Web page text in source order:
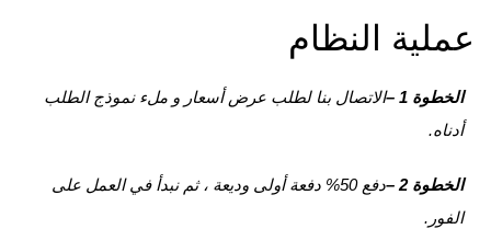
عملية النظام
الخطوة 1 –
الاتصال بنا لطلب عرض أسعار و ملء نموذج الطلب
أدناه.
الخطوة 2 –
دفع 50% دفعة أولى وديعة ، ثم نبدأ في العمل على
الفور.